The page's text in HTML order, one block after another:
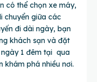
có thể chọn xe máy,
chuyển giữa các
đi dài ngày, bạn
khách sạn và đặt
1 đêm tại qua
khám phá nhiều nơi.